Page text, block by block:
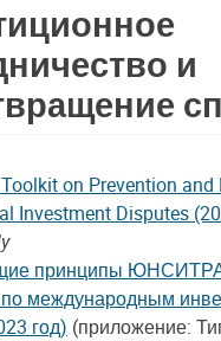
и
Toolkit on Prevention
Investment Disputes
принципы
международным
год) (приложение: